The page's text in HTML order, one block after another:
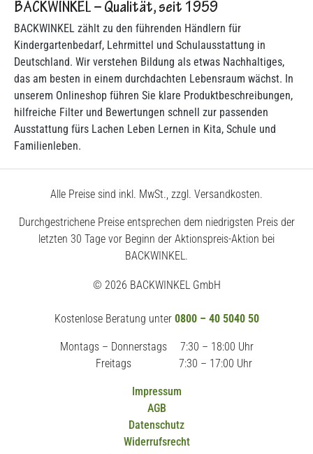
BACKWINKEL – Qualität, seit 1959
BACKWINKEL zählt zu den führenden Händlern für
Kindergartenbedarf, Lehrmittel und Schulausstattung in
Deutschland. Wir verstehen Bildung als etwas Nachhaltiges,
das am besten in einem durchdachten Lebensraum wächst. In
unserem Onlineshop führen Sie klare Produktbeschreibungen,
hilfreiche Filter und Bewertungen schnell zur passenden
Ausstattung fürs Lachen Leben Lernen in Kita, Schule und
Familienleben.
Alle Preise sind inkl. MwSt., zzgl. Versandkosten.
Durchgestrichene Preise entsprechen dem niedrigsten Preis der
letzten 30 Tage vor Beginn der Aktionspreis-Aktion bei
BACKWINKEL.
© 2026 BACKWINKEL GmbH
Kostenlose Beratung unter 0800 – 40 5040 50
Montags – Donnerstags
7:30 – 18:00 Uhr
Freitags
7:30 – 17:00 Uhr
Impressum
AGB
Datenschutz
Widerrufsrecht